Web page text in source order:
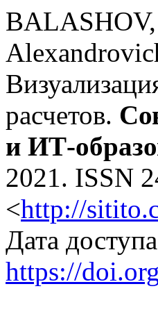
расчетов.
и ИТ-
2021. ISSN
<http://
Дата
https://